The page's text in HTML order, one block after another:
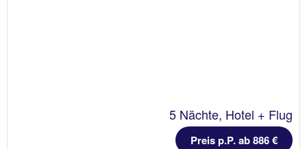
5 Nächte, Hotel + Flug
Preis p.P. ab 886 €